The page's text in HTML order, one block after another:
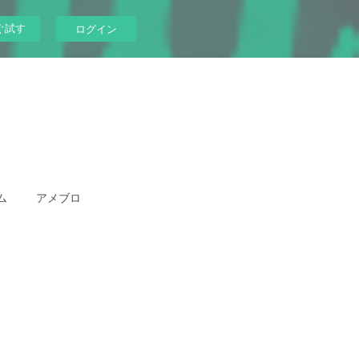
試す ログイン
アメブロ